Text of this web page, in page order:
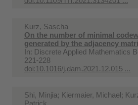
Kurz, Sascha
On the number of minimal
generated by the adjacency
In: Discrete Applied Mathematics
221-228
doi:10.1016/j.dam.2021.12.015 ...
Shi, Minjia; Kiermaier, Michael;
Patrick